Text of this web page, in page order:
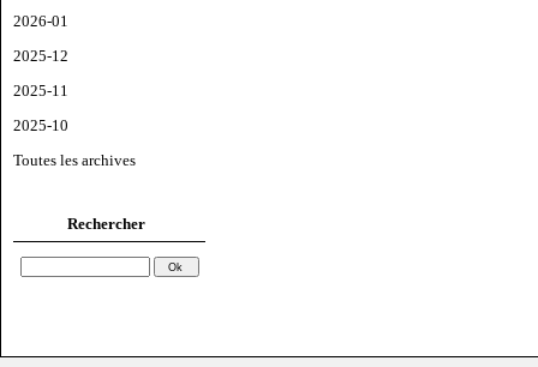
2026-01
2025-12
2025-11
2025-10
Toutes les archives
Rechercher